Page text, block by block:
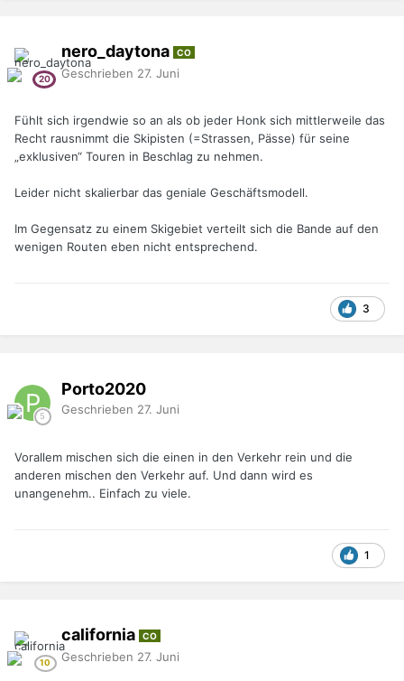
nero_daytona CO
Geschrieben 27. Juni
Fühlt sich irgendwie so an als ob jeder Honk sich mittlerweile das
Recht rausnimmt die Skipisten (=Strassen, Pässe) für seine
„exklusiven“ Touren in Beschlag zu nehmen.
Leider nicht skalierbar das geniale Geschäftsmodell.
Im Gegensatz zu einem Skigebiet verteilt sich die Bande auf den
wenigen Routen eben nicht entsprechend.
3
Porto2020
Geschrieben 27. Juni
Vorallem mischen sich die einen in den Verkehr rein und die
anderen mischen den Verkehr auf. Und dann wird es
unangenehm.. Einfach zu viele.
1
california CO
Geschrieben 27. Juni